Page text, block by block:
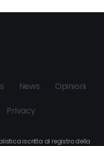
News Opinioni
Privacy
iscritta al registro della